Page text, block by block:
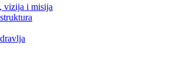
vizija i misija